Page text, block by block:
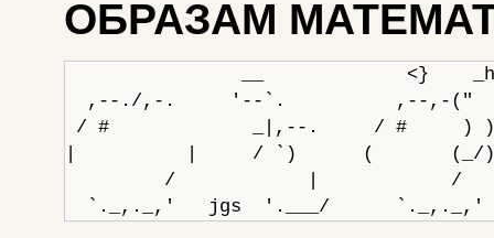
ОБРАЗАМ
__             <}
,--./,-.     '--`.          ,--,-
/ #             _|,--.     / #
|          |     / `)      (
/            |            /